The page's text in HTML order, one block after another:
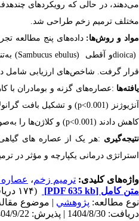
می‌دهند، در حالی که رویکردهای
مختلف ترمیم زخم طراحی شد
مواد و روش‌ها: داده‌های پنج مطالعه
dioica)و آقطی (Sambucus ebulus)
قرار گرفت. شاخص‌های ارزیابی شامل
یافته‌ها :عصاره‌های گزنه و بومادران با
آنژیوژنز
(p<0.001) و تشکیل بافت
کاهش دادند (p<0.001) و کلاژن‌ها را
نتیجه‌گیری :هر یک از عصاره های
استراتژی درمانی یکپارچه و مؤثر در
واژه‌های کلیدی: ترمیم زخم، عصاره
متن کامل [PDF 635 kb]
(۱۷۴ دریافت)
نوع مطالعه: پژوهشي | موضوع
دریافت: 1404/8/30 | پذیرش: 1404/9/22 | انتشار: 1404/10/7